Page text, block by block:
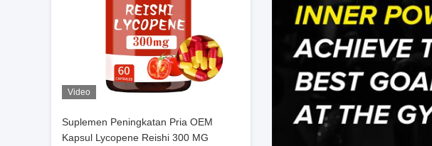
Video
Suplemen Peningkatan Pria OEM
Kapsul Lycopene Reishi 300 MG